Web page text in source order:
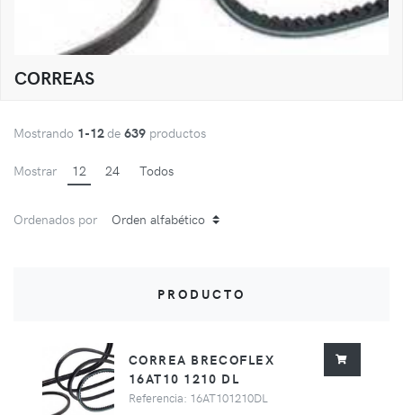
CORREAS
Mostrando 1-12de 639 productos
Mostrar 12 24 Todos
Ordenados por
PRODUCTO
CORREA BRECOFLEX
16AT10 1210 DL
Referencia: 16AT101210DL